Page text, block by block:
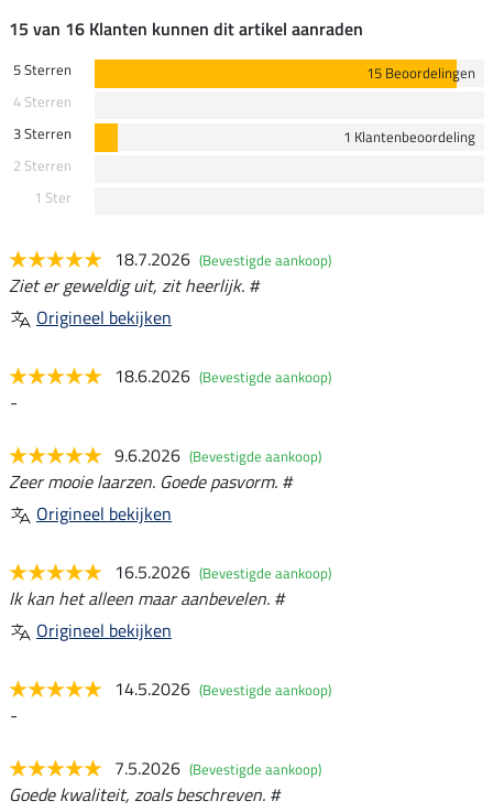
15 van 16 Klanten kunnen dit artikel aanraden
5 Sterren
15 Beoordelingen
4 Sterren
3 Sterren
1 Klantenbeoordeling
2 Sterren
1 Ster
18.7.2026 (Bevestigde aankoop)
Ziet er geweldig uit, zit heerlijk. #
Origineel bekijken
18.6.2026 (Bevestigde aankoop)
-
9.6.2026 (Bevestigde aankoop)
Zeer mooie laarzen. Goede pasvorm. #
Origineel bekijken
16.5.2026 (Bevestigde aankoop)
Ik kan het alleen maar aanbevelen. #
Origineel bekijken
14.5.2026 (Bevestigde aankoop)
-
7.5.2026 (Bevestigde aankoop)
Goede kwaliteit, zoals beschreven. #